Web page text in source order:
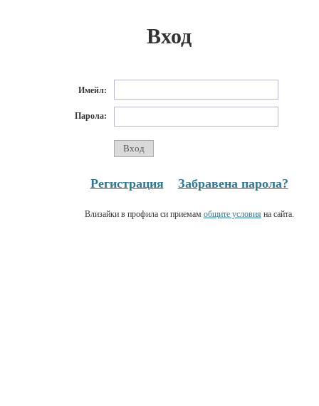
Вход
Имейл:
Парола:
Регистрация Забравена парола?
Влизайки в профила си приемам общите условия на сайта.